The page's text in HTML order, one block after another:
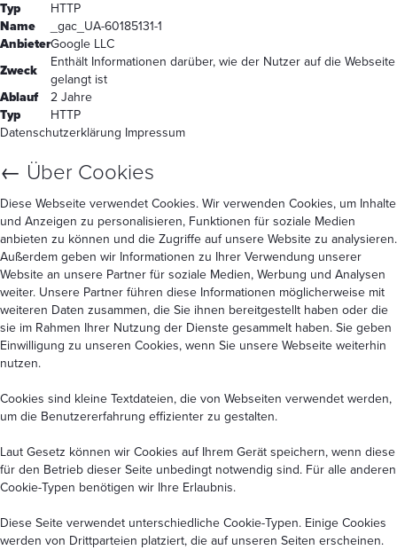
Typ
HTTP
Name
_gac_UA-60185131-1
AnbieterGoogle LLC
Zweck
Enthält Informationen darüber, wie der Nutzer auf die Webseite
gelangt ist
Ablauf
2 Jahre
Typ
HTTP
Datenschutzerklärung Impressum
← Über Cookies
Diese Webseite verwendet Cookies. Wir verwenden Cookies, um Inhalte
und Anzeigen zu personalisieren, Funktionen für soziale Medien
anbieten zu können und die Zugriffe auf unsere Website zu analysieren.
Außerdem geben wir Informationen zu Ihrer Verwendung unserer
Website an unsere Partner für soziale Medien, Werbung und Analysen
weiter. Unsere Partner führen diese Informationen möglicherweise mit
weiteren Daten zusammen, die Sie ihnen bereitgestellt haben oder die
sie im Rahmen Ihrer Nutzung der Dienste gesammelt haben. Sie geben
Einwilligung zu unseren Cookies, wenn Sie unsere Webseite weiterhin
nutzen.
Cookies sind kleine Textdateien, die von Webseiten verwendet werden,
um die Benutzererfahrung effizienter zu gestalten.
Laut Gesetz können wir Cookies auf Ihrem Gerät speichern, wenn diese
für den Betrieb dieser Seite unbedingt notwendig sind. Für alle anderen
Cookie-Typen benötigen wir Ihre Erlaubnis.
Diese Seite verwendet unterschiedliche Cookie-Typen. Einige Cookies
werden von Drittparteien platziert, die auf unseren Seiten erscheinen.